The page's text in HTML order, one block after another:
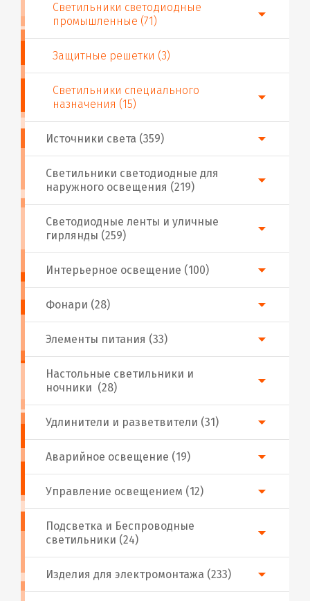
Фонари (28)
Аварийное освещение (19)
Настольные светильники и
ночники (28)
Подсветка и Беспроводные
светильники (24)
Интерьерное освещение (100)
Изделия для электромонтажа (233)
Источники света (359)
Светодиодные ленты и уличные
гирлянды (259)
Светильники светодиодные
промышленные (71)
Защитные решетки (3)
Светильники специального
назначения (15)
Светильники светодиодные для
наружного освещения (219)
Удлинители и разветвители (31)
Управление освещением (12)
Элементы питания (33)